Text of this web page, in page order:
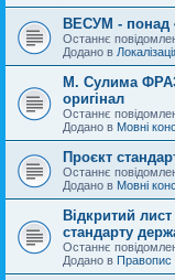
ВЕСУМ - понад
Останнє
Додано в
М. Сулима
оригінал
Останнє
Додано в Мовні
Проєкт
Останнє
Додано в Мовні
Відкритий
стандарту
Останнє
Додано в Правопис